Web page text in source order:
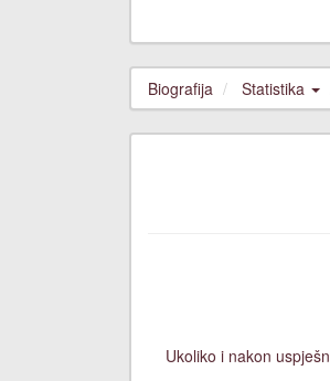
Biografija Statistika
Ukoliko i nakon